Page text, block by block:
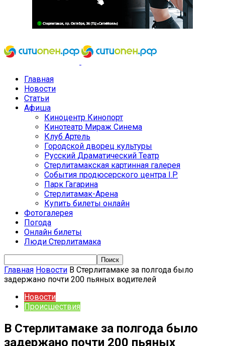
Главная
Новости
Статьи
Афиша
Киноцентр Кинопорт
Кинотеатр Мираж Синема
Клуб Артель
Городской дворец культуры
Русский Драматический Театр
Стерлитамакская картинная галерея
События продюсерского центра I.P.
Парк Гагарина
Стерлитамак-Арена
Купить билеты онлайн
Фотогалерея
Погода
Онлайн билеты
Люди Стерлитамака
Главная Новости В Стерлитамаке за полгода было
задержано почти 200 пьяных водителей
Новости
Происшествия
В Стерлитамаке за полгода было
задержано почти 200 пьяных